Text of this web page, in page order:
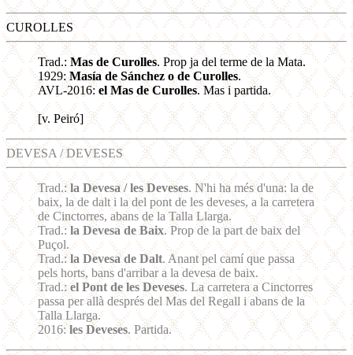
CUROLLES
Trad.: Mas de Curolles. Prop ja del terme de la Mata.
1929:Masía de Sánchez o de Curolles.
AVL-2016:el Mas de Curolles. Mas i partida.
[v. Peiró]
DEVESA / DEVESES
Trad.:la Devesa / les Deveses. N'hi ha més d'una: la de
baix, la de dalt i la del pont de les deveses, a la carretera
de Cinctorres, abans de la Talla Llarga.
Trad.:la Devesa de Baix. Prop de la part de baix del
Puçol.
Trad.:la Devesa de Dalt. Anant pel camí que passa
pels horts, bans d'arribar a la devesa de baix.
Trad.:el Pont de les Deveses. La carretera a Cinctorres
passa per allà després del Mas del Regall i abans de la
Talla Llarga.
2016:les Deveses. Partida.